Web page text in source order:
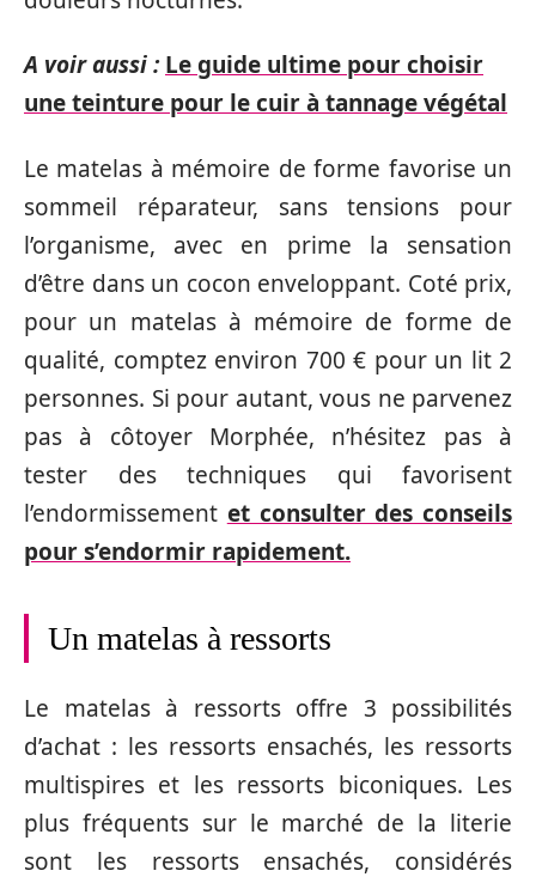
A voir aussi : Le guide ultime pour choisir
une teinture pour le cuir à tannage végétal
Le matelas à mémoire de forme favorise un
sommeil réparateur, sans tensions pour
l’organisme, avec en prime la sensation
d’être dans un cocon enveloppant. Coté prix,
pour un matelas à mémoire de forme de
qualité, comptez environ 700 € pour un lit 2
personnes. Si pour autant, vous ne parvenez
pas à côtoyer Morphée, n’hésitez pas à
tester des techniques qui favorisent
l’endormissement et consulter des conseils
pour s’endormir rapidement.
Un matelas à ressorts
Le matelas à ressorts offre 3 possibilités
d’achat : les ressorts ensachés, les ressorts
multispires et les ressorts biconiques. Les
plus fréquents sur le marché de la literie
sont les ressorts ensachés, considérés